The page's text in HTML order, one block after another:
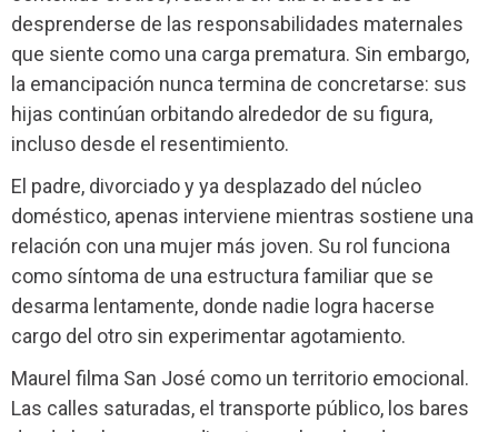
desprenderse de las responsabilidades maternales
que siente como una carga prematura. Sin embargo,
la emancipación nunca termina de concretarse: sus
hijas continúan orbitando alrededor de su figura,
incluso desde el resentimiento.
El padre, divorciado y ya desplazado del núcleo
doméstico, apenas interviene mientras sostiene una
relación con una mujer más joven. Su rol funciona
como síntoma de una estructura familiar que se
desarma lentamente, donde nadie logra hacerse
cargo del otro sin experimentar agotamiento.
Maurel filma San José como un territorio emocional.
Las calles saturadas, el transporte público, los bares